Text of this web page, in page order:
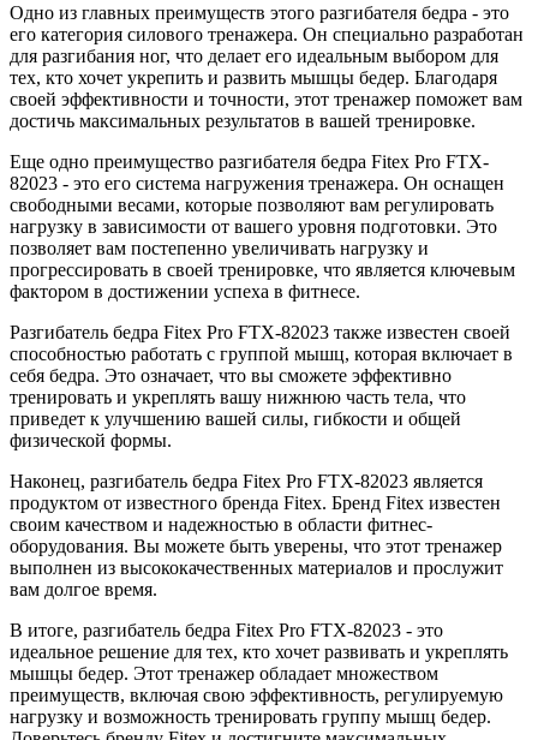
Одно из главных преимуществ этого разгибателя бедра - это
его категория силового тренажера. Он специально разработан
для разгибания ног, что делает его идеальным выбором для
тех, кто хочет укрепить и развить мышцы бедер. Благодаря
своей эффективности и точности, этот тренажер поможет вам
достичь максимальных результатов в вашей тренировке.
Еще одно преимущество разгибателя бедра Fitex Pro FTX-
82023 - это его система нагружения тренажера. Он оснащен
свободными весами, которые позволяют вам регулировать
нагрузку в зависимости от вашего уровня подготовки. Это
позволяет вам постепенно увеличивать нагрузку и
прогрессировать в своей тренировке, что является ключевым
фактором в достижении успеха в фитнесе.
Разгибатель бедра Fitex Pro FTX-82023 также известен своей
способностью работать с группой мышц, которая включает в
себя бедра. Это означает, что вы сможете эффективно
тренировать и укреплять вашу нижнюю часть тела, что
приведет к улучшению вашей силы, гибкости и общей
физической формы.
Наконец, разгибатель бедра Fitex Pro FTX-82023 является
продуктом от известного бренда Fitex. Бренд Fitex известен
своим качеством и надежностью в области фитнес-
оборудования. Вы можете быть уверены, что этот тренажер
выполнен из высококачественных материалов и прослужит
вам долгое время.
В итоге, разгибатель бедра Fitex Pro FTX-82023 - это
идеальное решение для тех, кто хочет развивать и укреплять
мышцы бедер. Этот тренажер обладает множеством
преимуществ, включая свою эффективность, регулируемую
нагрузку и возможность тренировать группу мышц бедер.